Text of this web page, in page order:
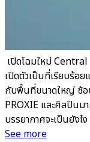
เปิดโฉมใหม่
เปิดตัวเป็นที่เรียบร้อ
กับพื้นที่ขนาดใหญ่ ช้อ
PROXIE และศิลปินม
บรรยากาศจะเป็นยังไ
See more